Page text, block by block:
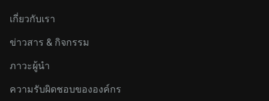
เกี่ยวกับเรา
ข่าวสาร & กิจกรรม
ภาวะผู้นำ
ความรับผิดชอบขององค์กร